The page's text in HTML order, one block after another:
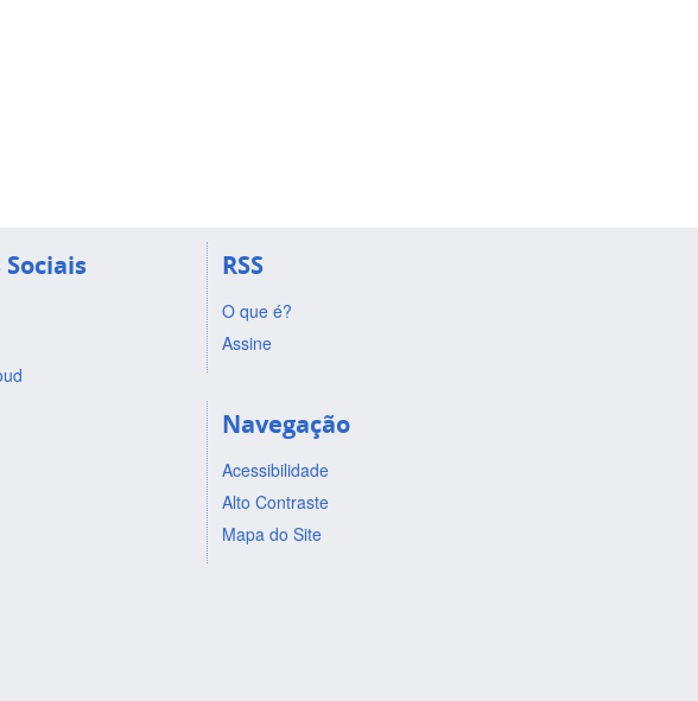
Sociais RSS
O que é?
Assine
Navegação
Acessibilidade
Alto Contraste
Mapa do Site